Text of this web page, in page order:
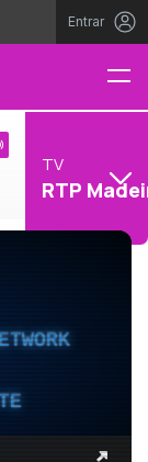
Entrar
TV
RTP